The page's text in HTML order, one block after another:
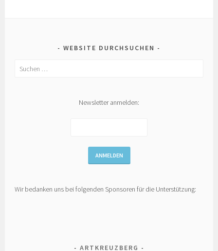
WEBSITE DURCHSUCHEN
Suchen
Newsletter anmelden:
Wir bedanken uns bei folgenden Sponsoren für die Unterstützung:
ARTKREUZBERG